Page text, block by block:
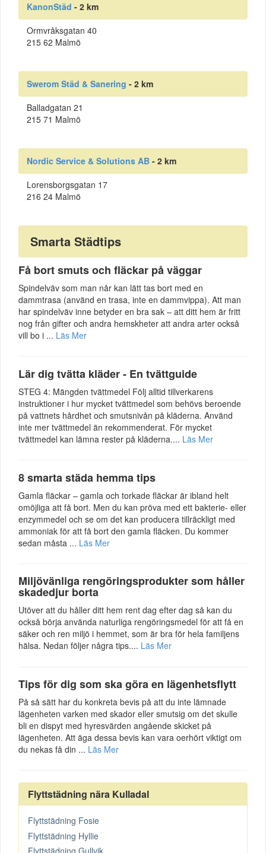
KanonStäd - 2 km
Ormvråksgatan 40
215 62 Malmö
Swerom Städ & Sanering - 2 km
Balladgatan 21
215 71 Malmö
Nordic Service & Solutions AB - 2 km
Lorensborgsgatan 17
216 24 Malmö
Smarta Städtips
Få bort smuts och fläckar på väggar
Spindelväv som man når kan lätt tas bort med en
dammtrasa (använd en trasa, inte en dammvippa). Att man
har spindelväv inne betyder en bra sak – att ditt hem är fritt
nog från gifter och andra hemskheter att andra arter också
vill bo i ... Läs Mer
Lär dig tvätta kläder - En tvättguide
STEG 4: Mängden tvättmedel Följ alltid tillverkarens
instruktioner i hur mycket tvättmedel som behövs beroende
på vattnets hårdhet och smutsnivån på kläderna. Använd
inte mer tvättmedel än rekommenderat. För mycket
tvättmedel kan lämna rester på kläderna.... Läs Mer
8 smarta städa hemma tips
Gamla fläckar – gamla och torkade fläckar är ibland helt
omöjliga att få bort. Men du kan pröva med ett bakterie- eller
enzymmedel och se om det kan producera tillräckligt med
ammoniak för att få bort den gamla fläcken. Du kommer
sedan måsta ... Läs Mer
Miljövänliga rengöringsprodukter som håller
skadedjur borta
Utöver att du håller ditt hem rent dag efter dag så kan du
också börja använda naturliga rengöringsmedel för att få en
säker och ren miljö i hemmet, som är bra för hela familjens
hälsa. Nedan följer några tips.... Läs Mer
Tips för dig som ska göra en lägenhetsflytt
På så sätt har du konkreta bevis på att du inte lämnade
lägenheten varken med skador eller smutsig om det skulle
bli en dispyt med hyresvärden angående skicket på
lägenheten. Att äga dessa bevis kan vara oerhört viktigt om
du nekas få din ... Läs Mer
Flyttstädning nära Kulladal
Flyttstädning Fosie
Flyttstädning Hyllie